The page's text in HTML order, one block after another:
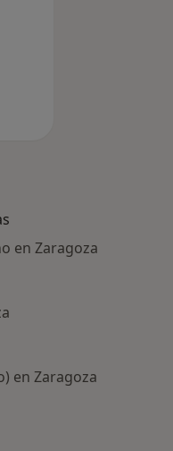
en Zaragoza
en Zaragoza